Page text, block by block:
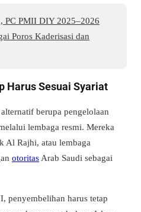
PC PMII DIY 2025–2026
Poros Kaderisasi dan
Harus Sesuai Syariat
berupa pengelolaan
lembaga resmi. Mereka
Al Rajhi, atau lembaga
otoritasArab Saudi sebagai
penyembelihan harus tetap